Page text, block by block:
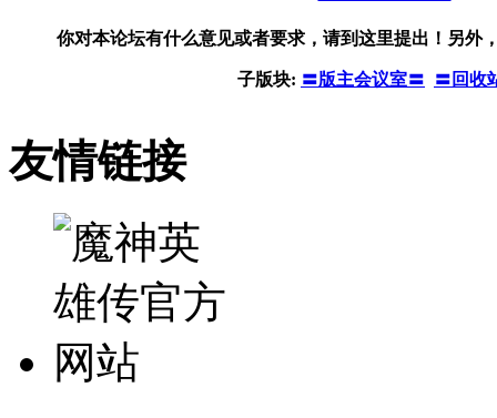
你对本论坛有什么意见或者要求，请到这里提出！另外
子版块: 〓版主会议室〓 〓回收
友情链接